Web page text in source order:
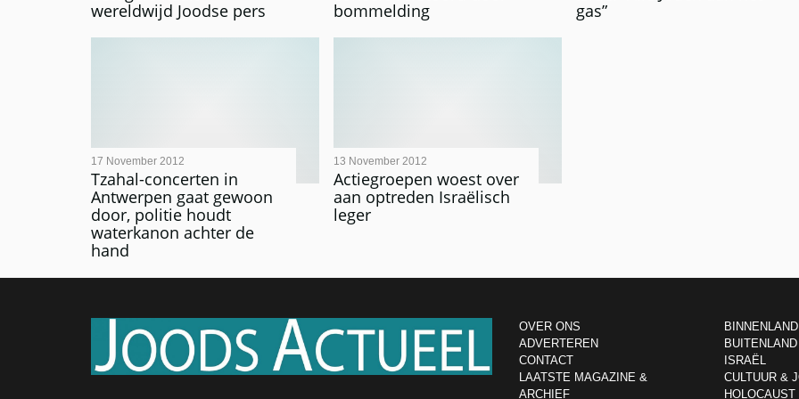
wereldwijd Joodse pers
bommelding
gas”
Tzahal-concerten in
Antwerpen gaat gewoon
door, politie houdt
waterkanon achter de
hand
17 November 2012
Actiegroepen woest over
aan optreden Israëlisch
leger
13 November 2012
OVER ONS
ADVERTEREN
CONTACT
LAATSTE MAGAZINE &
ARCHIEF
BINNENLAND
BUITENLAND
ISRAËL
CULTUUR &
HOLOCAUST